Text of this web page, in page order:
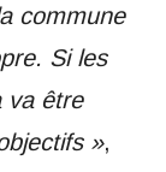
commune
Si les
va être
»,